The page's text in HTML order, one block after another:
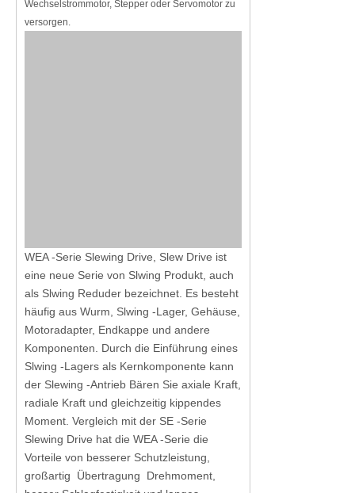
Wechselstrommotor, Stepper oder Servomotor zu
versorgen.
WEA -Serie Slewing Drive, Slew Drive ist
eine neue Serie von Slwing Produkt, auch
als Slwing Reduder bezeichnet. Es besteht
häufig aus Wurm, Slwing -Lager, Gehäuse,
Motoradapter, Endkappe und andere
Komponenten. Durch die Einführung eines
Slwing -Lagers als Kernkomponente kann
der Slewing -Antrieb Bären Sie axiale Kraft,
radiale Kraft und gleichzeitig kippendes
Moment. Vergleich mit der SE -Serie
Slewing Drive hat die WEA -Serie die
Vorteile von besserer Schutzleistung,
großartig Übertragung Drehmoment,